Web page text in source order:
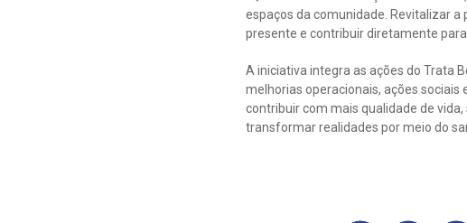
espaços da comunidade. Revitalizar
presente e contribuir diretamente
A iniciativa integra as ações do Trata
melhorias operacionais, ações
contribuir com mais qualidade de
transformar realidades por meio do